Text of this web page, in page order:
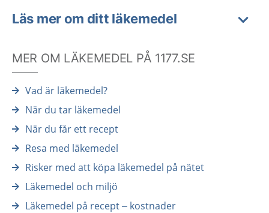
Läs mer om ditt läkemedel
MER OM LÄKEMEDEL PÅ 1177.SE
Vad är läkemedel?
När du tar läkemedel
När du får ett recept
Resa med läkemedel
Risker med att köpa läkemedel på nätet
Läkemedel och miljö
Läkemedel på recept – kostnader